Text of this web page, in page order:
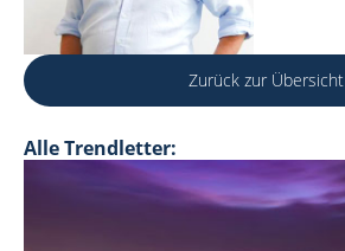
Zurück zur Übersicht
Alle Trendletter: